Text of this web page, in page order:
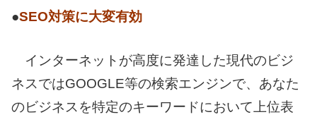
●SEO対策に大変有効
インターネットが高度に発達した現代のビジ
ネスではGOOGLE等の検索エンジンで、あなた
のビジネスを特定のキーワードにおいて上位表